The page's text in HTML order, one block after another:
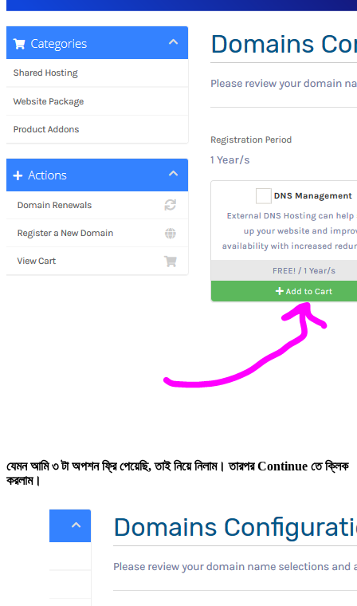
যেমন আমি ৩ টা অপশন ফ্রি পেয়েছি, তাই নিয়ে নিলাম। তারপর Continue তে ক্লিক
করলাম।